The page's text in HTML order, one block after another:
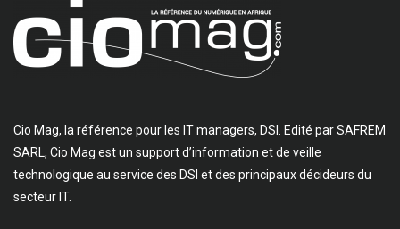
Cio Mag, la référence pour les IT managers, DSI. Edité par SAFREM
SARL, Cio Mag est un support d’information et de veille
technologique au service des DSI et des principaux décideurs du
secteur IT.